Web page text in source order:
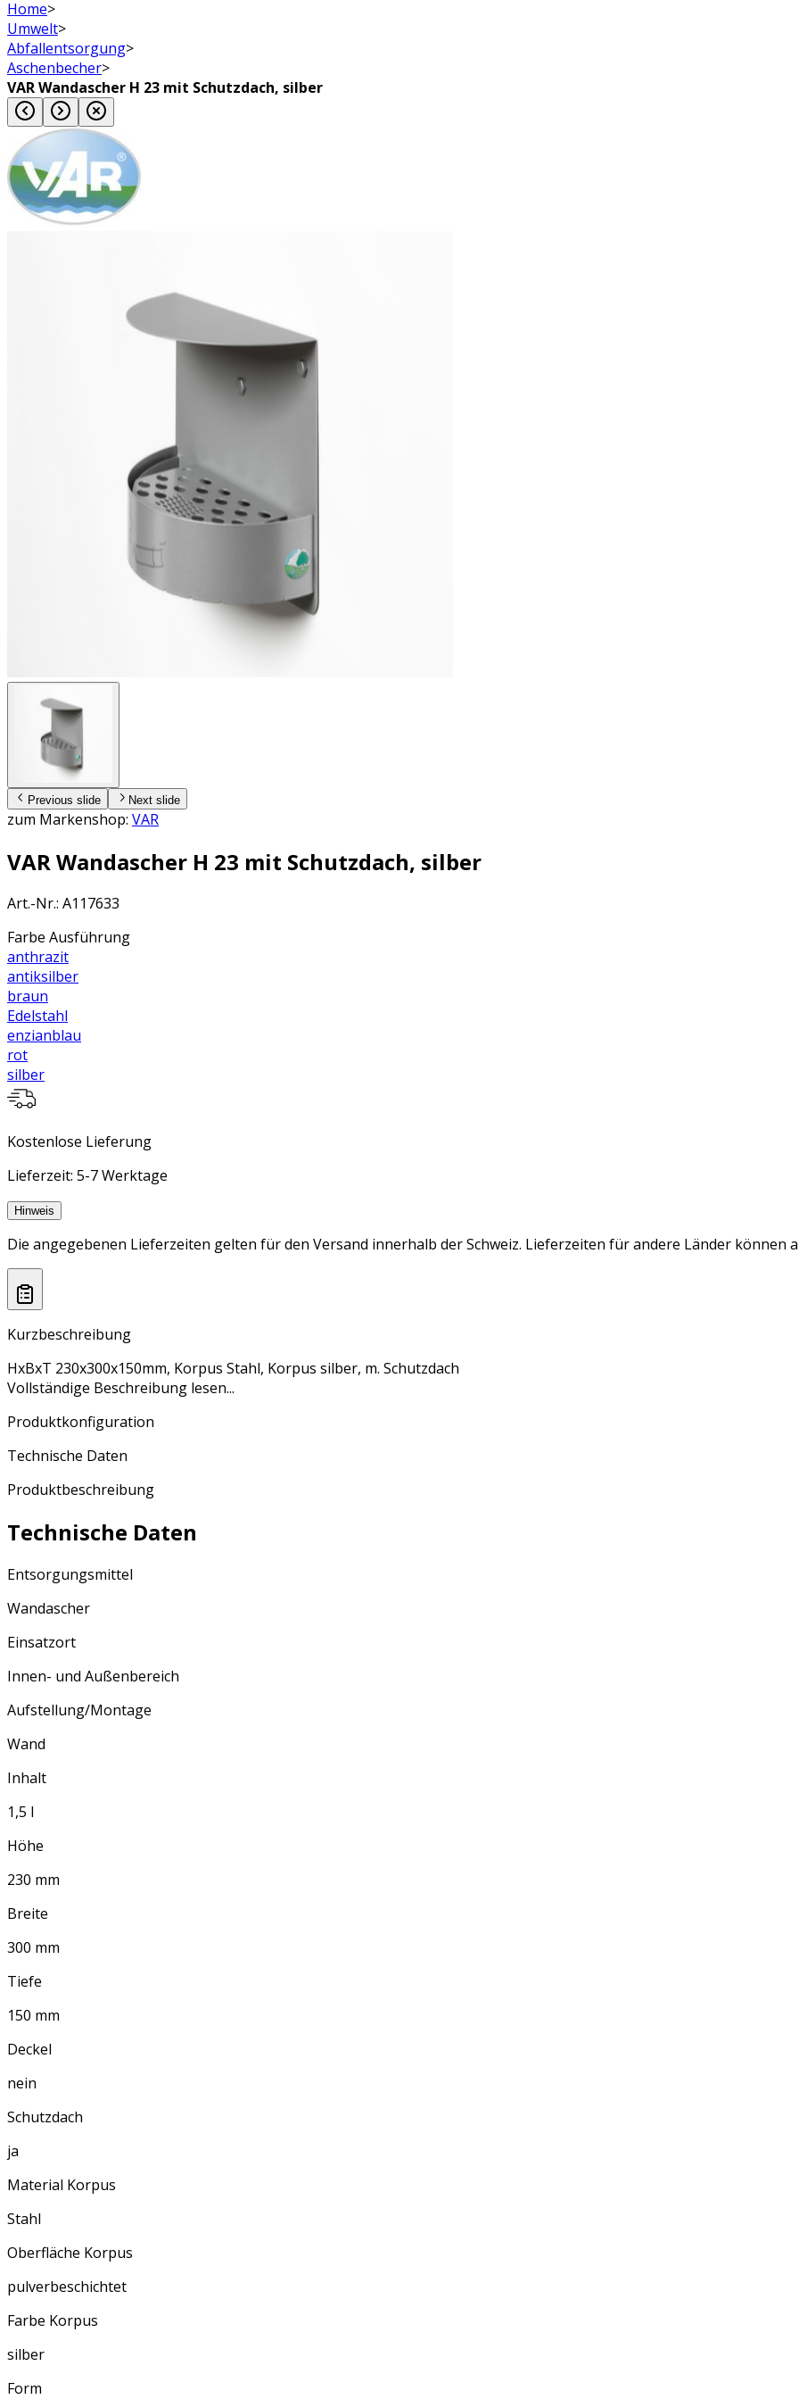
Home>
Umwelt>
Abfallentsorgung>
Aschenbecher>
VAR Wandascher H 23 mit Schutzdach, silber
Previous slide Next slide
zum Markenshop: VAR
VAR Wandascher H 23 mit Schutzdach, silber
Art.-Nr.: A117633
Farbe Ausführung
anthrazit
antiksilber
braun
Edelstahl
enzianblau
rot
silber
Kostenlose Lieferung
Lieferzeit: 5-7 Werktage
Hinweis
Die angegebenen Lieferzeiten gelten für den Versand innerhalb der Schweiz. Lieferzeiten für andere Länder können
Kurzbeschreibung
HxBxT 230x300x150mm, Korpus Stahl, Korpus silber, m. Schutzdach
Vollständige Beschreibung lesen...
Produktkonfiguration
Technische Daten
Produktbeschreibung
Technische Daten
Entsorgungsmittel
Wandascher
Einsatzort
Innen- und Außenbereich
Aufstellung/Montage
Wand
Inhalt
1,5 l
Höhe
230 mm
Breite
300 mm
Tiefe
150 mm
Deckel
nein
Schutzdach
ja
Material Korpus
Stahl
Oberfläche Korpus
pulverbeschichtet
Farbe Korpus
silber
Form